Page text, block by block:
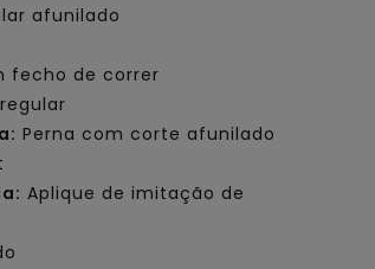
afunilado
fecho de correr
Perna com corte afunilado
Aplique de imitação de